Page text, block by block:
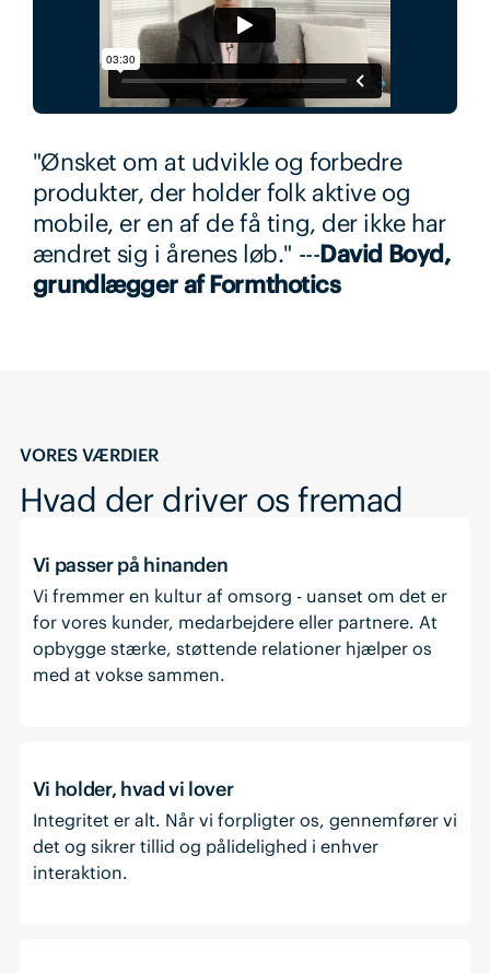
"Ønsket om at udvikle og forbedre
produkter, der holder folk aktive og
mobile, er en af de få ting, der ikke har
ændret sig i årenes løb." ---David Boyd,
grundlægger af Formthotics
VORES VÆRDIER
Hvad der driver os fremad
Vi passer på hinanden
Vi fremmer en kultur af omsorg - uanset om det er
for vores kunder, medarbejdere eller partnere. At
opbygge stærke, støttende relationer hjælper os
med at vokse sammen.
Vi holder, hvad vi lover
Integritet er alt. Når vi forpligter os, gennemfører vi
det og sikrer tillid og pålidelighed i enhver
interaktion.